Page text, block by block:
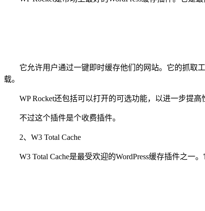
它允许用户通过一键即时缓存他们的网站。它的抓取工
载。
WP Rocket还包括可以打开的可选功能，以进一步提高
不过这个插件是个收费插件。
2、W3 Total Cache
W3 Total Cache是最受欢迎的WordPress缓存插件之一